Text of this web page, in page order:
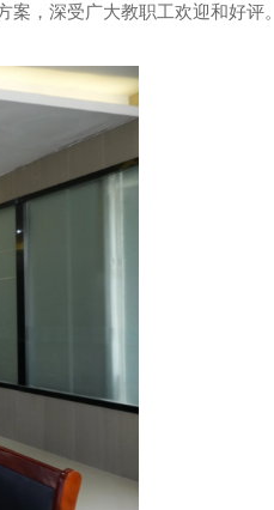
，深受广大教职工欢迎和好评。